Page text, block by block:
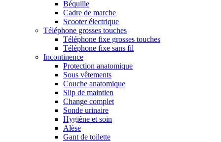
Béquille
Cadre de marche
Scooter électrique
Téléphone grosses touches
Téléphone fixe grosses touches
Téléphone fixe sans fil
Incontinence
Protection anatomique
Sous vêtements
Couche anatomique
Slip de maintien
Change complet
Sonde urinaire
Hygiène et soin
Alèse
Gant de toilette